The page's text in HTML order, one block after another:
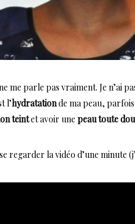
me parle pas vraiment. Je n’ai
l’hydratationde ma peau,
teintet avoir une peau toute
regarder la vidéo d’une minute